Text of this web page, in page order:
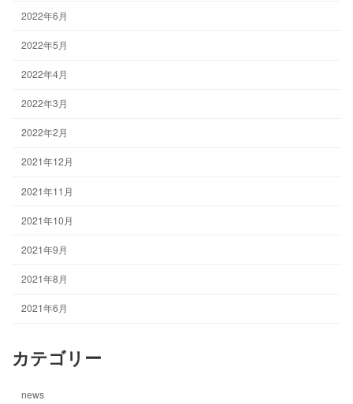
2022年6月
2022年5月
2022年4月
2022年3月
2022年2月
2021年12月
2021年11月
2021年10月
2021年9月
2021年8月
2021年6月
カテゴリー
news